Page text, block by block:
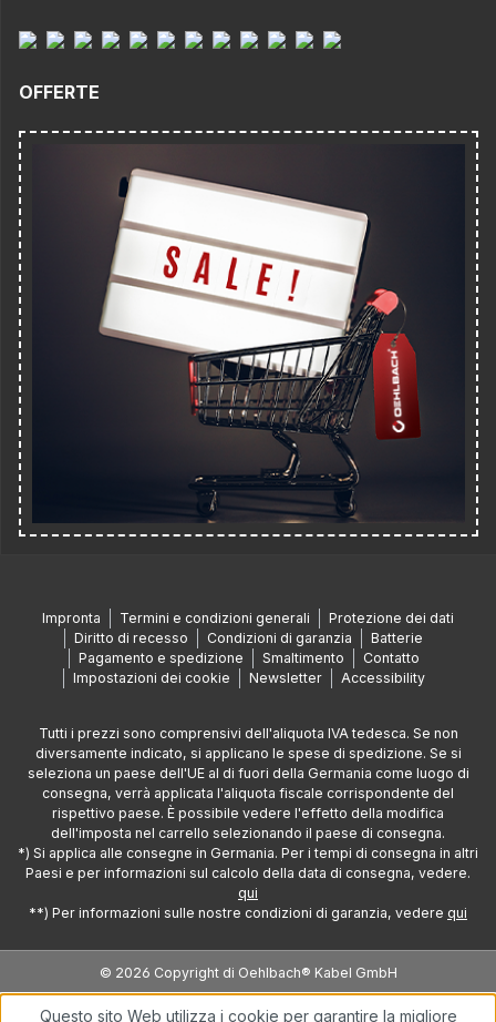
OFFERTE
Impronta Termini e condizioni generali
Protezione dei dati
Diritto di recesso
Condizioni di garanzia
Batterie
Pagamento e spedizione
Smaltimento
Contatto
Impostazioni dei cookie
Newsletter Accessibility
Tutti i prezzi sono comprensivi dell'aliquota IVA tedesca. Se non
diversamente indicato, si applicano le spese di spedizione. Se si
seleziona un paese dell'UE al di fuori della Germania come luogo di
consegna, verrà applicata l'aliquota fiscale corrispondente del
rispettivo paese. È possibile vedere l'effetto della modifica
dell'imposta nel carrello selezionando il paese di consegna.
*) Si applica alle consegne in Germania. Per i tempi di consegna in altri
Paesi e per informazioni sul calcolo della data di consegna, vedere.
qui
**) Per informazioni sulle nostre condizioni di garanzia, vedere qui
© 2026 Copyright di Oehlbach® Kabel GmbH
Questo sito Web utilizza i cookie per garantire la migliore